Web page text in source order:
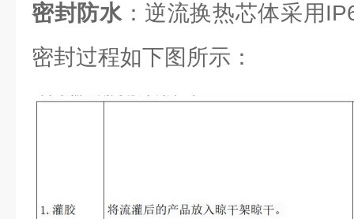
密封防水：逆流换热芯体采用
密封过程如下图所示：